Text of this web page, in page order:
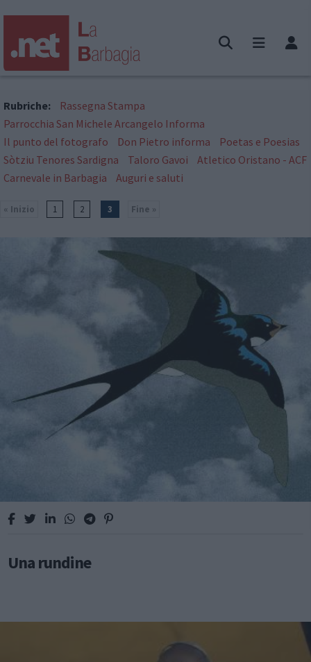
Rubriche:
Rassegna Stampa
Parrocchia San Michele Arcangelo Informa
Il punto del fotografo
Don Pietro informa
Poetas e Poesias
Sòtziu Tenores Sardigna
Taloro Gavoi
Atletico Oristano - ACF
Carnevale in Barbagia
Auguri e saluti
« Inizio 1 2 3 Fine »
Una rundine